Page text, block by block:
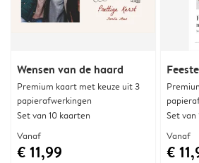
Wensen van de haard
Premium kaart met keuze uit 3
papierafwerkingen
Set van 10 kaarten
Vanaf
€ 11,99
Set van
Vanaf
€